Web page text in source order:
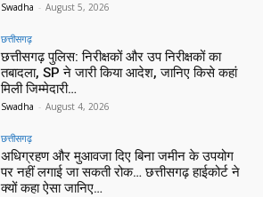
Swadha - August 5, 2026
छत्तीसगढ़
छत्तीसगढ़ पुलिस: निरीक्षकों और उप निरीक्षकों का
तबादला, SP ने जारी किया आदेश, जानिए किसे कहां
मिली जिम्मेदारी…
Swadha - August 4, 2026
छत्तीसगढ़
अधिग्रहण और मुआवजा दिए बिना जमीन के उपयोग
पर नहीं लगाई जा सकती रोक… छत्तीसगढ़ हाईकोर्ट ने
क्यों कहा ऐसा जानिए…